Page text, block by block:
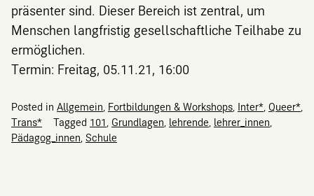
präsenter sind. Dieser Bereich ist zentral, um
Menschen langfristig gesellschaftliche Teilhabe zu
ermöglichen.
Termin: Freitag, 05.11.21, 16:00
Posted in Allgemein Fortbildungen & Workshops Inter* Queer*
Trans*
Tagged 101 Grundlagen lehrende lehrer_innen
Pädagog_innen Schule